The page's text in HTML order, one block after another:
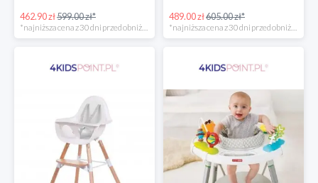
462.90 zł599.00 zł* 489.00 zł605.00 zł*